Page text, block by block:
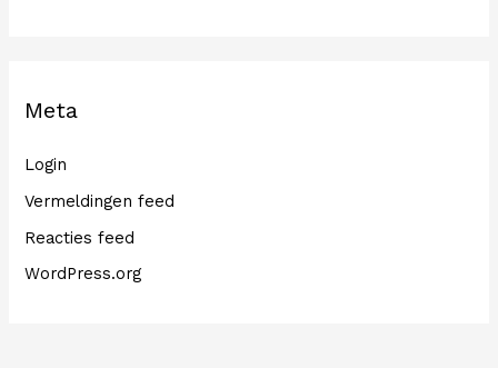
Meta
Login
Vermeldingen feed
Reacties feed
WordPress.org